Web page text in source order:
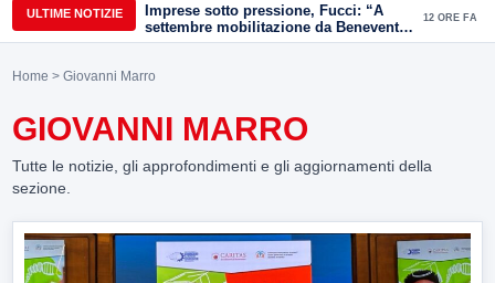
ULTIME NOTIZIE
Imprese sotto pressione, Fucci: “A
settembre mobilitazione da Benevento
e Avellino”
12 ORE FA
Home > Giovanni Marro
GIOVANNI MARRO
Tutte le notizie, gli approfondimenti e gli aggiornamenti della
sezione.